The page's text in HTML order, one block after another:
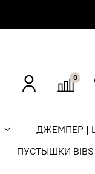
0
ДЖЕМПЕР |
ПУСТЫШКИ BIBS